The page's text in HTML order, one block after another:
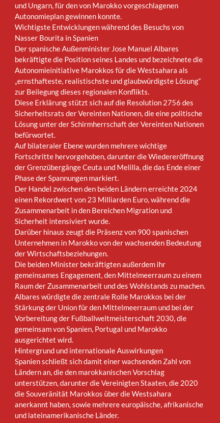
und Ungarn, für den von Marokko vorgeschlagenen
Autonomieplan gewinnen konnte.
Wichtigste Entwicklungen während des Besuchs von
Nasser Bourita in Spanien
Der spanische Außenminister Jose Manuel Albares
bekräftigte die Position seines Landes und bezeichnete die
Autonomieinitiative Marokkos für die Westsahara als
„ernsthafteste, realistischste und glaubwürdigste Lösung“
zur Beilegung dieses regionalen Konflikts.
Diese Erklärung stützt sich auf die Resolution 2756 des
Sicherheitsrats der Vereinten Nationen, die eine politische
Lösung unter der Schirmherrschaft der Vereinten Nationen
befürwortet.
Auf bilateraler Ebene wurden mehrere wichtige
Fortschritte hervorgehoben, darunter die Wiedereröffnung
der Grenzübergänge Ceuta und Melilla, die das Ende einer
Phase der Spannungen markiert.
Der Handel zwischen den beiden Ländern erreichte 2024
einen Rekordwert von 23 Milliarden Euro, während die
Zusammenarbeit in den Bereichen Migration und
Sicherheit intensiviert wurde.
Darüber hinaus zeugt die Präsenz von 900 spanischen
Unternehmen in Marokko von der wachsenden Bedeutung
der Wirtschaftsbeziehungen.
Die beiden Minister bekräftigten außerdem ihr
gemeinsames Engagement, den Mittelmeerraum zu einem
Raum der Zusammenarbeit und des Wohlstands zu machen.
Albares würdigte die zentrale Rolle Marokkos bei der
Stärkung der Union für den Mittelmeerraum und bei der
Vorbereitung der Fußballweltmeisterschaft 2030, die
gemeinsam von Spanien, Portugal und Marokko
ausgerichtet wird.
Hintergrund und internationale Auswirkungen
Spanien schließt sich damit einer wachsenden Zahl von
Ländern an, die den marokkanischen Vorschlag
unterstützen, darunter die Vereinigten Staaten, die 2020
die Souveränität Marokkos über die Westsahara
anerkannt haben, sowie mehrere europäische, afrikanische
und lateinamerikanische Länder.